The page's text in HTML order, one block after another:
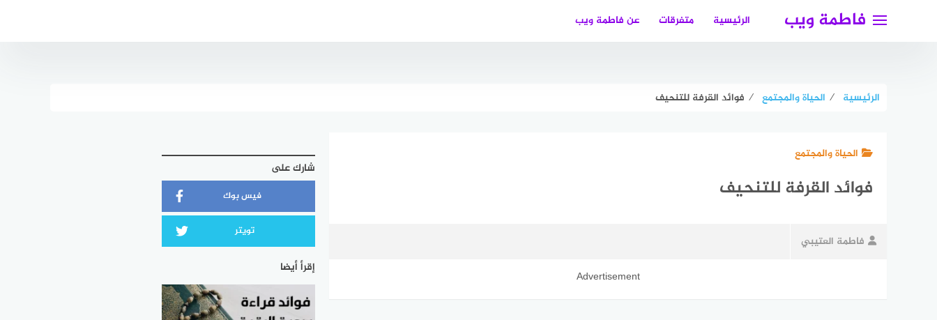
فاطمة ويب الرئيسية متفرقات عن فاطمة ويب
الرئيسية ⁄ الحياة والمجتمع ⁄ فوائد القرفة للتنحيف
الحياة والمجتمع
فوائد القرفة للتنحيف
فاطمة العتيبي
Advertisement
شارك على
فيس بوك
تويتر
إقرأ أيضا